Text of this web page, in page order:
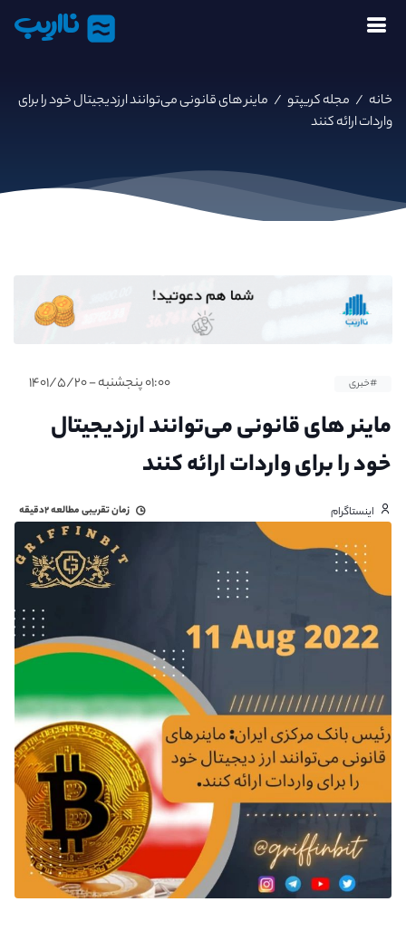
نااریب
خانه / مجله کریپتو / ماینر های قانونی می‌توانند ارزدیجیتال خود را برای
واردات ارائه کنند
#خبری ۰۱:۰۰ پنجشنبه - ۱۴۰۱/۵/۲۰
ماینر های قانونی می‌توانند ارزدیجیتال
خود را برای واردات ارائه کنند
اینستاگرام زمان تقریبی مطالعه۲دقیقه